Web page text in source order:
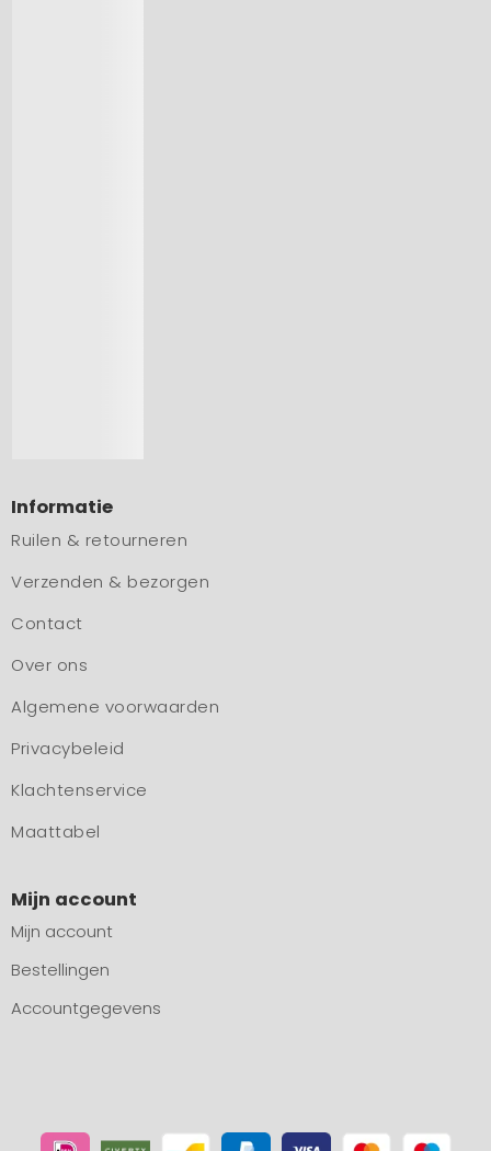
Informatie
Ruilen & retourneren
Verzenden & bezorgen
Contact
Over ons
Algemene voorwaarden
Privacybeleid
Klachtenservice
Maattabel
Mijn account
Mijn account
Bestellingen
Accountgegevens